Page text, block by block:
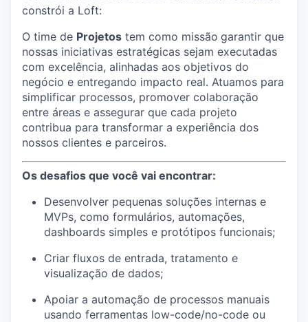
constrói a Loft:
O time de Projetos tem como missão garantir que
nossas iniciativas estratégicas sejam executadas
com excelência, alinhadas aos objetivos do
negócio e entregando impacto real. Atuamos para
simplificar processos, promover colaboração
entre áreas e assegurar que cada projeto
contribua para transformar a experiência dos
nossos clientes e parceiros.
Os desafios que você vai encontrar:
Desenvolver pequenas soluções internas e
MVPs, como formulários, automações,
dashboards simples e protótipos funcionais;
Criar fluxos de entrada, tratamento e
visualização de dados;
Apoiar a automação de processos manuais
usando ferramentas low-code/no-code ou